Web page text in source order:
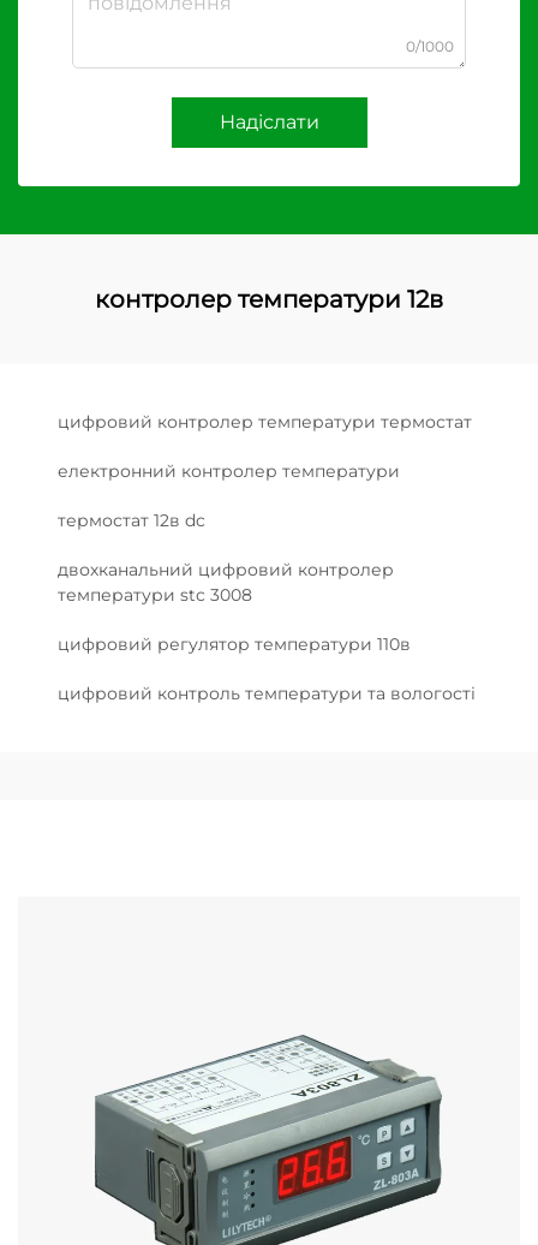
0/1000
Надіслати
контролер температури 12в
цифровий контролер температури термостат
електронний контролер температури
термостат 12в dc
двохканальний цифровий контролер
температури stc 3008
цифровий регулятор температури 110в
цифровий контроль температури та вологості